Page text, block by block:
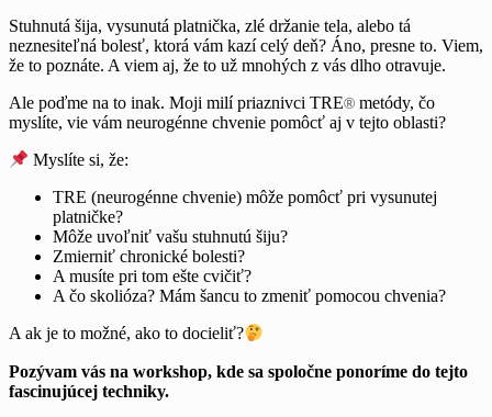
Stuhnutá šija, vysunutá platnička, zlé držanie tela, alebo tá
neznesiteľná bolesť, ktorá vám kazí celý deň? Áno, presne to. Viem,
že to poznáte. A viem aj, že to už mnohých z vás dlho otravuje.
Ale poďme na to inak. Moji milí priaznivci TRE® metódy, čo
myslíte, vie vám neurogénne chvenie pomôcť aj v tejto oblasti?
Myslíte si, že:
TRE (neurogénne chvenie) môže pomôcť pri vysunutej
platničke?
Môže uvoľniť vašu stuhnutú šiju?
Zmierniť chronické bolesti?
A musíte pri tom ešte cvičiť?
A čo skolióza? Mám šancu to zmeniť pomocou chvenia?
A ak je to možné, ako to docieliť?
Pozývam vás na workshop, kde sa spoločne ponoríme do tejto
fascinujúcej techniky.